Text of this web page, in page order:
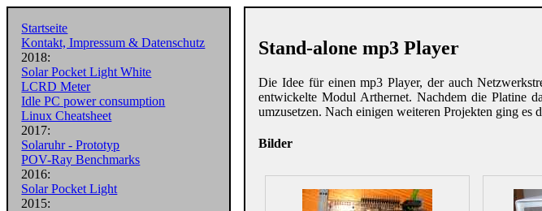
Startseite
Kontakt, Impressum & Datenschutz
2018:
Solar Pocket Light White
LCRD Meter
Idle PC power consumption
Linux Cheatsheet
2017:
Solaruhr - Prototyp
POV-Ray Benchmarks
2016:
Solar Pocket Light
2015:
Stand-alone mp3 Player
Die Idee für einen mp3 Player, der auch
entwickelte Modul Arthernet. Nachdem die Platine
umzusetzen. Nach einigen weiteren Projekten ging es
Bilder